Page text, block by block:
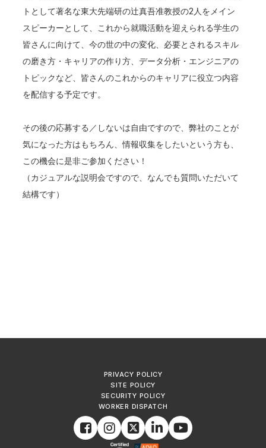
トとして著名な東大先端研の辻真吾准教授の2人をメイン
スピーカーとして、これから就職活動を迎えられる学生の
皆さんに向けて、今の世の中の変化、必要とされるスキル
の磨き方・キャリアの作り方、データ分析・エンジニアの
トピックなど、皆さんのこれからのキャリアに役立つ内容
を配信する予定です。
その後の応募する／しないは自由ですので、弊社のことが
気になった方はもちろん、情報収集をしたいという方も、
この機会に是非ご参加ください！
（カジュアルな説明会ですので、なんでも質問いただいて
結構です）
PRIVACY POLICY
SITE POLICY
SECURITY POLICY
WORKER DISPATCH